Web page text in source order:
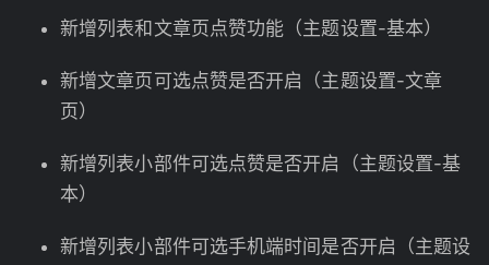
新增列表和文章页点赞功能（主题设置-基本）
新增文章页可选点赞是否开启（主题设置-文章
页）
新增列表小部件可选点赞是否开启（主题设置-基
本）
新增列表小部件可选手机端时间是否开启（主题设